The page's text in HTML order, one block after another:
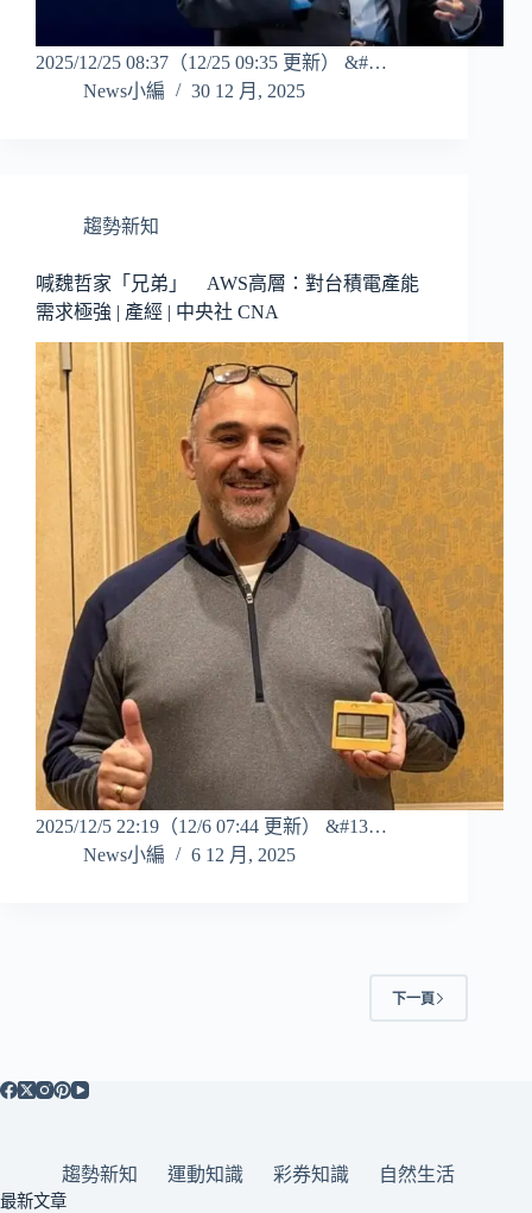
2025/12/25 08:37（12/25 09:35 更新） &#…
News小編
30 12 月, 2025
趨勢新知
喊魏哲家「兄弟」 AWS高層：對台積電產能
需求極強 | 產經 | 中央社 CNA
2025/12/5 22:19（12/6 07:44 更新） &#13…
News小編
6 12 月, 2025
下一頁
趨勢新知 運動知識 彩券知識 自然生活
最新文章